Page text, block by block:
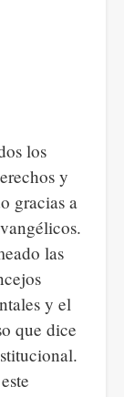
los
y
gracias a
las
y el
que dice